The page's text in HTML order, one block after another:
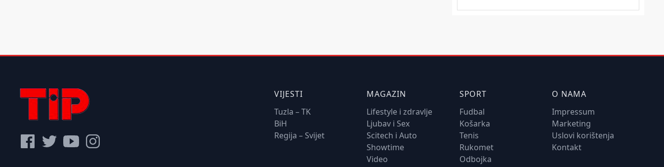
VIJESTI
Tuzla – TK
BiH
Regija – Svijet
MAGAZIN
Lifestyle i zdravlje
Ljubav i Sex
Scitech i Auto
Showtime
Video
SPORT
Fudbal
Košarka
Tenis
Rukomet
Odbojka
O NAMA
Impressum
Marketing
Uslovi korištenja
Kontakt